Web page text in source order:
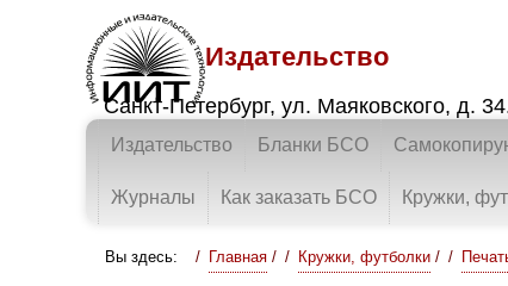
Издательство
Санкт-Петербург, ул. Маяковского, д.
Издательство Бланки БСО
Журналы Как заказать БСО Кружки,
Вы здесь: Главная / Кружки, футболки /